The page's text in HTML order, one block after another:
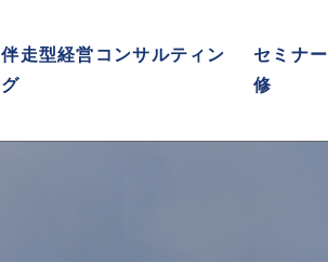
伴走型経営コンサルティン
グ
セミナ
修